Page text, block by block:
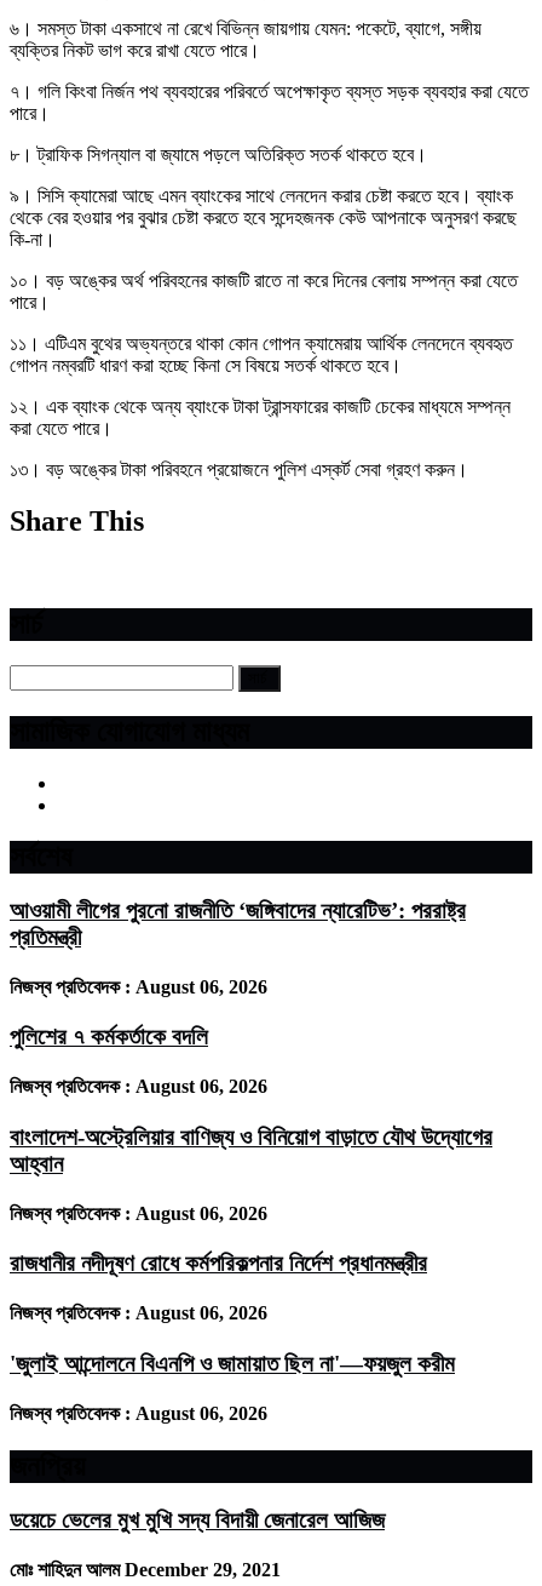
৬। সমস্ত টাকা একসাথে না রেখে বিভিন্ন জায়গায় যেমন: পকেটে, ব্যাগে, সঙ্গীয়
ব্যক্তির নিকট ভাগ করে রাখা যেতে পারে।
৭। গলি কিংবা নির্জন পথ ব্যবহারের পরিবর্তে অপেক্ষাকৃত ব্যস্ত সড়ক ব্যবহার করা যেতে
পারে।
৮। ট্রাফিক সিগন্যাল বা জ্যামে পড়লে অতিরিক্ত সতর্ক থাকতে হবে।
৯। সিসি ক্যামেরা আছে এমন ব্যাংকের সাথে লেনদেন করার চেষ্টা করতে হবে। ব্যাংক
থেকে বের হওয়ার পর বুঝার চেষ্টা করতে হবে সন্দেহজনক কেউ আপনাকে অনুসরণ করছে
কি-না।
১০। বড় অঙ্কের অর্থ পরিবহনের কাজটি রাতে না করে দিনের বেলায় সম্পন্ন করা যেতে
পারে।
১১। এটিএম বুথের অভ্যন্তরে থাকা কোন গোপন ক্যামেরায় আর্থিক লেনদেনে ব্যবহৃত
গোপন নম্বরটি ধারণ করা হচ্ছে কিনা সে বিষয়ে সতর্ক থাকতে হবে।
১২। এক ব্যাংক থেকে অন্য ব্যাংকে টাকা ট্রান্সফারের কাজটি চেকের মাধ্যমে সম্পন্ন
করা যেতে পারে।
১৩। বড় অঙ্কের টাকা পরিবহনে প্রয়োজনে পুলিশ এস্কর্ট সেবা গ্রহণ করুন।
Share This
আওয়ামী লীগের পুরনো রাজনীতি ‘জঙ্গিবাদের ন্যারেটিভ’: পররাষ্ট্র
প্রতিমন্ত্রী
নিজস্ব প্রতিবেদক : August 06, 2026
পুলিশের ৭ কর্মকর্তাকে বদলি
নিজস্ব প্রতিবেদক : August 06, 2026
বাংলাদেশ-অস্ট্রেলিয়ার বাণিজ্য ও বিনিয়োগ বাড়াতে যৌথ উদ্যোগের
আহ্বান
নিজস্ব প্রতিবেদক : August 06, 2026
রাজধানীর নদীদূষণ রোধে কর্মপরিকল্পনার নির্দেশ প্রধানমন্ত্রীর
নিজস্ব প্রতিবেদক : August 06, 2026
'জুলাই আন্দোলনে বিএনপি ও জামায়াত ছিল না'—ফয়জুল করীম
নিজস্ব প্রতিবেদক : August 06, 2026
ডয়েচে ভেলের মুখ মুখি সদ্য বিদায়ী জেনারেল আজিজ
মোঃ শাহিদুন আলমDecember 29, 2021